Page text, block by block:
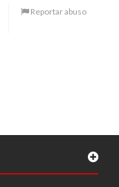
Reportar abuso